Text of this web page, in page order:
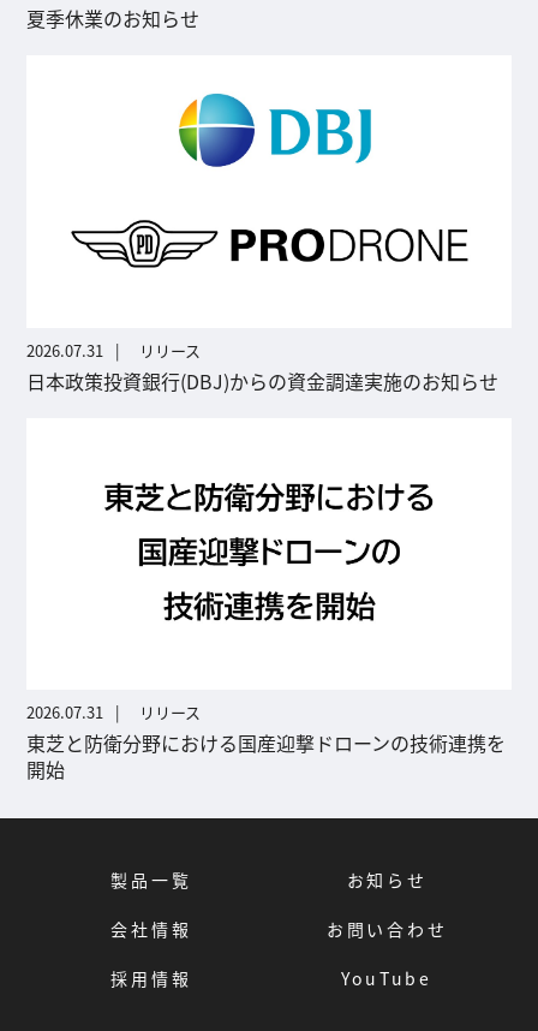
夏季休業のお知らせ
2026.07.31 リリース
日本政策投資銀行(DBJ)からの資金調達実施のお知らせ
2026.07.31 リリース
東芝と防衛分野における国産迎撃ドローンの技術連携を
開始
製品一覧 お知らせ
会社情報 お問い合わせ
採用情報 YouTube